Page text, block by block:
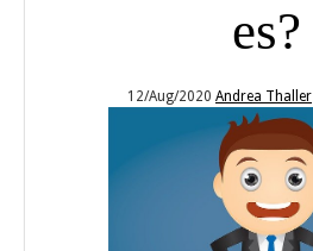
es?
12/Aug/2020 Andrea Thaller